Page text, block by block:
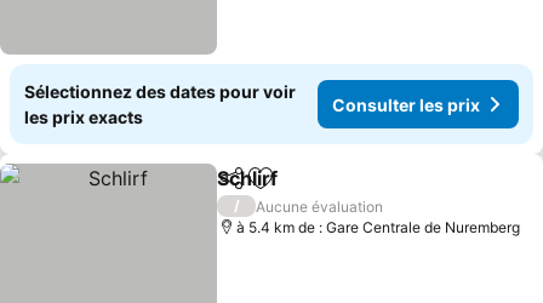
Sélectionnez des dates pour voir
les prix exacts
Consulter les prix
PartagerAjouter à mes favoris
Schlirf
/
Aucune évaluation
à 5.4 km de : Gare Centrale de Nuremberg